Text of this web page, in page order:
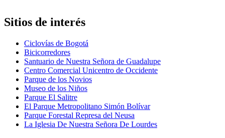
Sitios de interés
Ciclovías de Bogotá
Bicicorredores
Santuario de Nuestra Señora de Guadalupe
Centro Comercial Unicentro de Occidente
Parque de los Novios
Museo de los Niños
Parque El Salitre
El Parque Metropolitano Simón Bolívar
Parque Forestal Represa del Neusa
La Iglesia De Nuestra Señora De Lourdes